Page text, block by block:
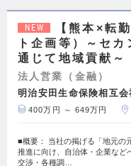
NEW
【熊本×転
ト企画等）～セ
通じて地域貢献～
法人営業（金融）
明治安田生命保険相互会
400万円 ～ 649万円
■概要： 当社の掲げる「地元の
推進に向け、自治体・企業など
交渉・各種調…